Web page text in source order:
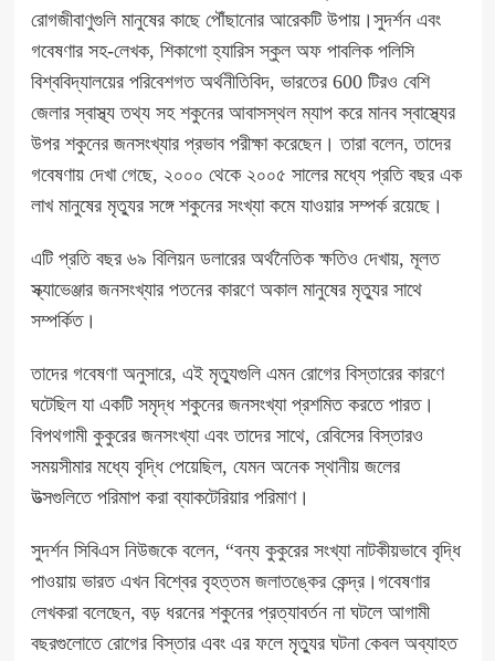
রোগজীবাণুগুলি মানুষের কাছে পৌঁছানোর আরেকটি উপায়।সুদর্শন এবং
গবেষণার সহ-লেখক, শিকাগো হ্যারিস স্কুল অফ পাবলিক পলিসি
বিশ্ববিদ্যালয়ের পরিবেশগত অর্থনীতিবিদ, ভারতের 600 টিরও বেশি
জেলার স্বাস্থ্য তথ্য সহ শকুনের আবাসস্থল ম্যাপ করে মানব স্বাস্থ্যের
উপর শকুনের জনসংখ্যার প্রভাব পরীক্ষা করেছেন। তারা বলেন, তাদের
গবেষণায় দেখা গেছে, ২০০০ থেকে ২০০৫ সালের মধ্যে প্রতি বছর এক
লাখ মানুষের মৃত্যুর সঙ্গে শকুনের সংখ্যা কমে যাওয়ার সম্পর্ক রয়েছে।
এটি প্রতি বছর ৬৯ বিলিয়ন ডলারের অর্থনৈতিক ক্ষতিও দেখায়, মূলত
স্ক্যাভেঞ্জার জনসংখ্যার পতনের কারণে অকাল মানুষের মৃত্যুর সাথে
সম্পর্কিত।
তাদের গবেষণা অনুসারে, এই মৃত্যুগুলি এমন রোগের বিস্তারের কারণে
ঘটেছিল যা একটি সমৃদ্ধ শকুনের জনসংখ্যা প্রশমিত করতে পারত।
বিপথগামী কুকুরের জনসংখ্যা এবং তাদের সাথে, রেবিসের বিস্তারও
সময়সীমার মধ্যে বৃদ্ধি পেয়েছিল, যেমন অনেক স্থানীয় জলের
উত্সগুলিতে পরিমাপ করা ব্যাকটেরিয়ার পরিমাণ।
সুদর্শন সিবিএস নিউজকে বলেন, “বন্য কুকুরের সংখ্যা নাটকীয়ভাবে বৃদ্ধি
পাওয়ায় ভারত এখন বিশ্বের বৃহত্তম জলাতঙ্কেরকেন্দ্র।গবেষণার
লেখকরা বলেছেন, বড় ধরনের শকুনের প্রত্যাবর্তন না ঘটলে আগামী
বছরগুলোতে রোগের বিস্তার এবং এর ফলে মৃত্যুর ঘটনা কেবল অব্যাহত